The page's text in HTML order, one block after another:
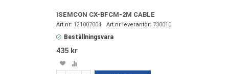
ISEMCON CX-BFCM-2M CABLE
121007004 730010
Beställningsvara
435 kr
Spara
i
Lägg
till